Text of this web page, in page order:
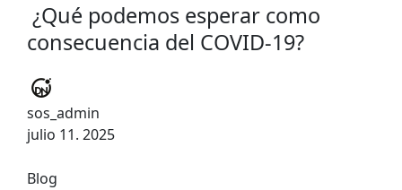
¿Qué podemos esperar como
consecuencia del COVID-19?
sos_admin
julio 11. 2025
Blog